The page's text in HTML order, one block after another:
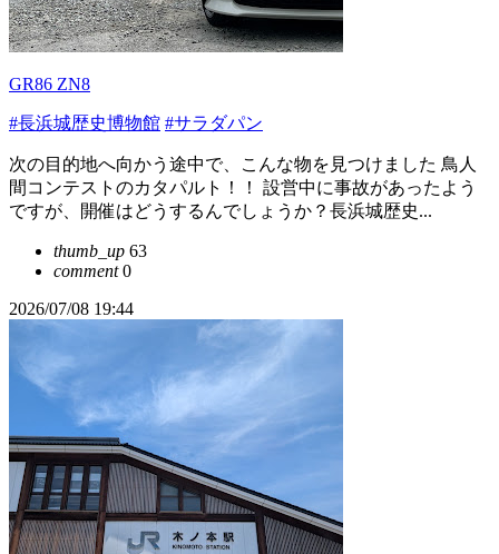
GR86 ZN8
#長浜城歴史博物館 #サラダパン
次の目的地へ向かう途中で、こんな物を見つけました 鳥人
間コンテストのカタパルト！！ 設営中に事故があったよう
ですが、開催はどうするんでしょうか？長浜城歴史...
thumb_up 63
comment0
2026/07/08 19:44